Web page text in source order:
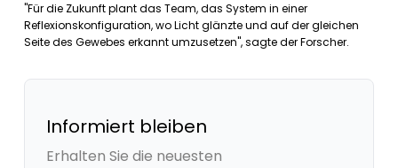
"Für die Zukunft plant das Team, das System in einer
Reflexionskonfiguration, wo Licht glänzte und auf der gleichen
Seite des Gewebes erkannt umzusetzen", sagte der Forscher.
Informiert bleiben
Erhalten Sie die neuesten